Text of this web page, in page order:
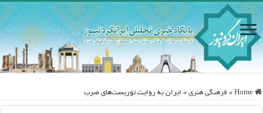
Home
» فرهنگی هنری » ایران به روایت توریست‌های صرب